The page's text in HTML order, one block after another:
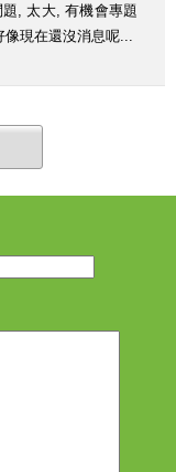
, 太大, 有機會專題
現在還沒消息呢...